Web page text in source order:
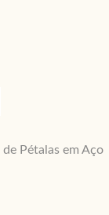
Pétalas em Aço